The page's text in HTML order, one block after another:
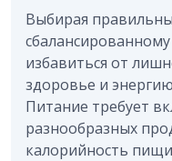
Выбирая
избавиться от
здоровье и
Питание требует
разнообразных
калорийность